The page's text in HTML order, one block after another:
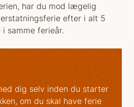
har du mod lægelig
efter i alt 5
samme ferieår.
dig selv inden du starter
om du skal have ferie